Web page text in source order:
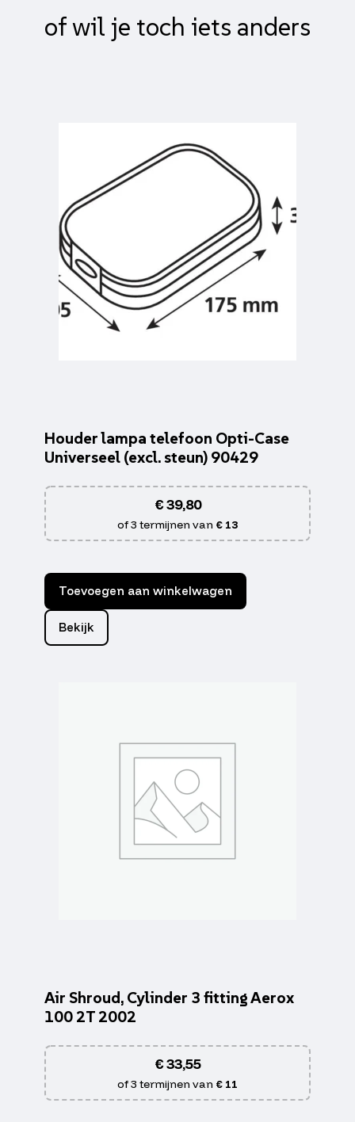
of wil je toch iets anders
Houder lampa telefoon Opti-Case
Universeel (excl. steun) 90429
€39,80
of 3 termijnen van € 13
Toevoegen aan winkelwagen
Bekijk
Air Shroud, Cylinder 3 fitting Aerox
100 2T 2002
€33,55
of 3 termijnen van € 11